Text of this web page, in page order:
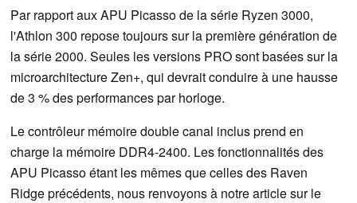
Par rapport aux APU Picasso de la série Ryzen 3000,
l'Athlon 300 repose toujours sur la première génération de
la série 2000. Seules les versions PRO sont basées sur la
microarchitecture Zen+, qui devrait conduire à une hausse
de 3 % des performances par horloge.
Le contrôleur mémoire double canal inclus prend en
charge la mémoire DDR4-2400. Les fonctionnalités des
APU Picasso étant les mêmes que celles des Raven
Ridge précédents, nous renvoyons à notre article sur le